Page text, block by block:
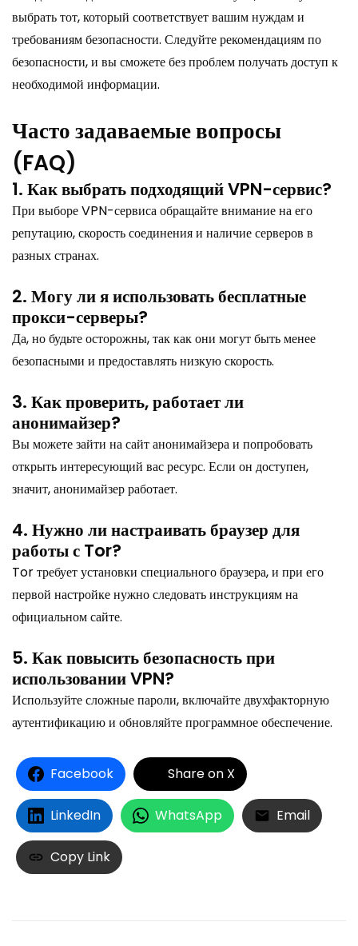
выбрать тот, который соответствует вашим нуждам и
требованиям безопасности. Следуйте рекомендациям по
безопасности, и вы сможете без проблем получать доступ к
необходимой информации.
Часто задаваемые вопросы
(FAQ)
1. Как выбрать подходящий VPN-сервис?
При выборе VPN-сервиса обращайте внимание на его
репутацию, скорость соединения и наличие серверов в
разных странах.
2. Могу ли я использовать бесплатные
прокси-серверы?
Да, но будьте осторожны, так как они могут быть менее
безопасными и предоставлять низкую скорость.
3. Как проверить, работает ли
анонимайзер?
Вы можете зайти на сайт анонимайзера и попробовать
открыть интересующий вас ресурс. Если он доступен,
значит, анонимайзер работает.
4. Нужно ли настраивать браузер для
работы с Tor?
Tor требует установки специального браузера, и при его
первой настройке нужно следовать инструкциям на
официальном сайте.
5. Как повысить безопасность при
использовании VPN?
Используйте сложные пароли, включайте двухфакторную
аутентификацию и обновляйте программное обеспечение.
Facebook Share on X
LinkedIn WhatsApp Email
Copy Link